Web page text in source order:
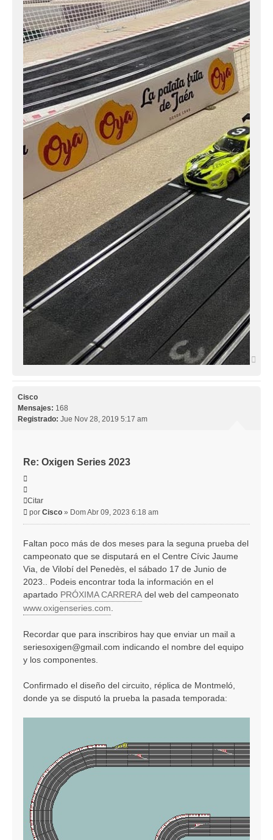
Cisco
Mensajes: 168
Registrado: Jue Nov 28, 2019 5:17 am
Re: Oxigen Series 2023
Citar
Mensaje
por Cisco » Dom Abr 09, 2023 6:18 am
Faltan poco más de dos meses para la seguna prueba del
campeonato que se disputará en el Centre Cívic Jaume
Via, de Vilobí del Penedès, el sábado 17 de Junio de
2023.. Podeis encontrar toda la información en el
apartado PRÓXIMA CARRERA del web del campeonato
www.oxigenseries.com.
Recordar que para inscribiros hay que enviar un mail a
seriesoxigen@gmail.com indicando el nombre del equipo
y los componentes.
Confirmado el diseño del circuito, réplica de Montmeló,
donde ya se disputó la prueba la pasada temporada: